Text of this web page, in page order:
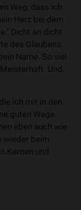
Weg, dass ich
Herz bei dem
Dicht an dicht
des Glaubens:
Name. So viel
Und,
ich mit in den
guten Wege.
eben auch wie
wieder beim
Kernen und